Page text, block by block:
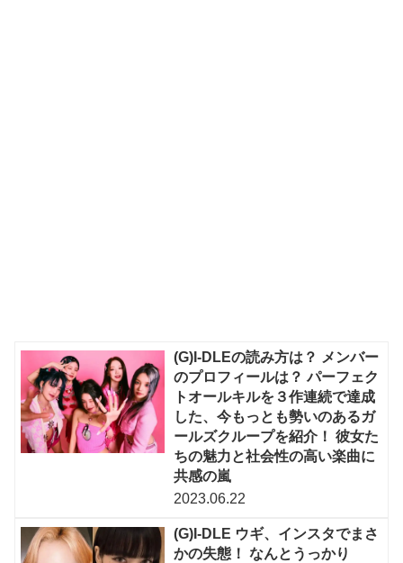
(G)I-DLEの読み方は？ メンバー
のプロフィールは？ パーフェク
トオールキルを３作連続で達成
した、今もっとも勢いのあるガ
ールズクループを紹介！ 彼女た
ちの魅力と社会性の高い楽曲に
共感の嵐
2023.06.22
(G)I-DLE ウギ、インスタでまさ
かの失態！ なんとうっかり